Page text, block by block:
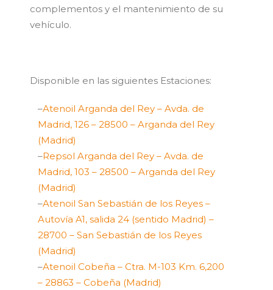
complementos y el mantenimiento de su
vehículo.
Disponible en las siguientes Estaciones:
–Atenoil Arganda del Rey – Avda. de
Madrid, 126 – 28500 – Arganda del Rey
(Madrid)
–Repsol Arganda del Rey – Avda. de
Madrid, 103 – 28500 – Arganda del Rey
(Madrid)
–Atenoil San Sebastián de los Reyes –
Autovía A1, salida 24 (sentido Madrid) –
28700 – San Sebastián de los Reyes
(Madrid)
–Atenoil Cobeña – Ctra. M-103 Km. 6,200
– 28863 – Cobeña (Madrid)